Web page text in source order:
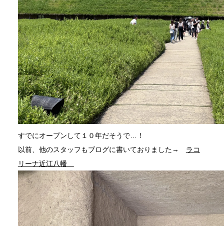
すでにオープンして１０年だそうで…！
以前、他のスタッフもブログに書いておりました→ ラコ
リーナ近江八幡